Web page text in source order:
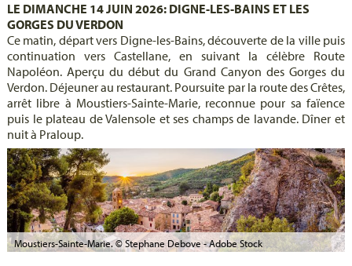
LE DIMANCHE 14 JUIN 2026: DIGNE-LES-BAINS ET LES
GORGES DU VERDON
Ce matin, départ vers Digne-les-Bains, découverte de la ville puis
continuation vers Castellane, en suivant la célèbre Route
Napoléon. Aperçu du début du Grand Canyon des Gorges du
Verdon. Déjeuner au restaurant. Poursuite par la route des Crêtes,
arrêt libre à Moustiers-Sainte-Marie, reconnue pour sa faïence
puis le plateau de Valensole et ses champs de lavande. Dîner et
nuit à Praloup.
Moustiers-Sainte-Marie. © Stephane Debove - Adobe Stock